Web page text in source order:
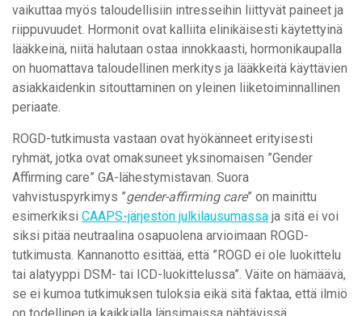
vaikuttaa myös taloudellisiin intresseihin liittyvät paineet ja
riippuvuudet. Hormonit ovat kalliita elinikäisesti käytettyinä
lääkkeinä, niitä halutaan ostaa innokkaasti, hormonikaupalla
on huomattava taloudellinen merkitys ja lääkkeitä käyttävien
asiakkaidenkin sitouttaminen on yleinen liiketoiminnallinen
periaate.
ROGD-tutkimusta vastaan ovat hyökänneet erityisesti
ryhmät, jotka ovat omaksuneet yksinomaisen ”Gender
Affirming care” GA-lähestymistavan. Suora
vahvistuspyrkimys ”gender-affirming care” on mainittu
esimerkiksi CAAPS-järjestön julkilausumassa ja sitä ei voi
siksi pitää neutraalina osapuolena arvioimaan ROGD-
tutkimusta. Kannanotto esittää, että ”ROGD ei ole luokittelu
tai alatyyppi DSM- tai ICD-luokittelussa”. Väite on hämäävä,
se ei kumoa tutkimuksen tuloksia eikä sitä faktaa, että ilmiö